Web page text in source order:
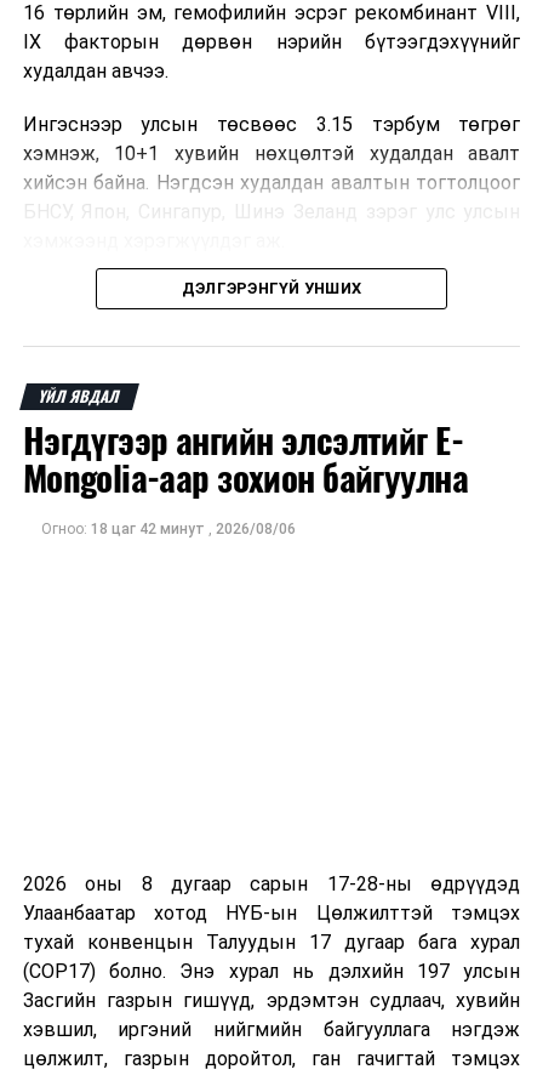
16 төрлийн эм, гемофилийн эсрэг рекомбинант VIII,
IX факторын дөрвөн нэрийн бүтээгдэхүүнийг
худалдан авчээ.
Ингэснээр улсын төсвөөс 3.15 тэрбум төгрөг
хэмнэж, 10+1 хувийн нөхцөлтэй худалдан авалт
хийсэн байна. Нэгдсэн худалдан авалтын тогтолцоог
БНСУ, Япон, Сингапур, Шинэ Зеланд зэрэг улс улсын
Нэг эх үүсвэрээс худалдан авах тогтолцоо нь бөөний
бууруулах, ДЭМБ-ын хатуу зохицуулалттай
үйлдвэрээс эмийг боломжийн үнээр авах, зах зээлд
ховорддог эмийн хангамжийг тасалдуулахгүй байх
давуу талтай.
Мөн чанаргүй болон хуурамч эмийн эрсдэлийг
бууруулж, эмийн үнийн өсөлтийг сааруулснаар
ДЭЛГЭРЭНГҮЙ УНШИХ
ҮЙЛ ЯВДАЛ
Нэгдүгээр ангийн элсэлтийг E-
Mongolia-аар зохион байгуулна
Огноо: 18 цаг 42 минут , 2026/08/06
2026 оны 8 дугаар сарын 17-28-ны өдрүүдэд
Улаанбаатар хотод НҮБ-ын Цөлжилттэй тэмцэх
тухай конвенцын Талуудын 17 дугаар бага хурал
(COP17) болно. Энэ хурал нь дэлхийн 197 улсын
Засгийн газрын гишүүд, эрдэмтэн судлаач, хувийн
хэвшил, иргэний нийгмийн байгууллага нэгдэж
цөлжилт, газрын доройтол, ган гачигтай тэмцэх